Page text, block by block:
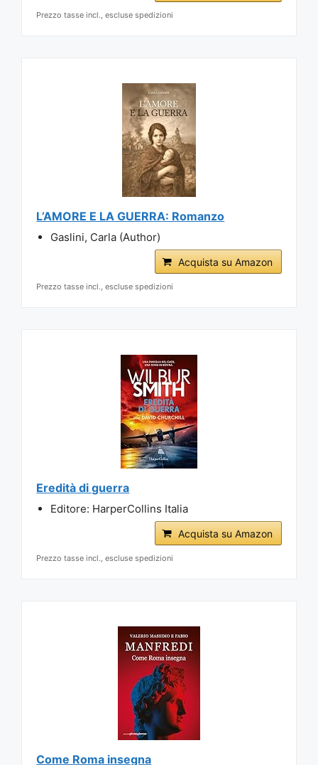
Prezzo tasse incl., escluse spedizioni
L’AMORE E LA GUERRA: Romanzo
Gaslini, Carla (Author)
Acquista su Amazon
Prezzo tasse incl., escluse spedizioni
Eredità di guerra
Editore: HarperCollins Italia
Acquista su Amazon
Prezzo tasse incl., escluse spedizioni
Come Roma insegna